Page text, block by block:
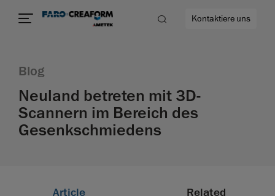
Kontaktiere uns
Blog
Neuland betreten mit 3D-
Scannern im Bereich des
Gesenkschmiedens
Article Related